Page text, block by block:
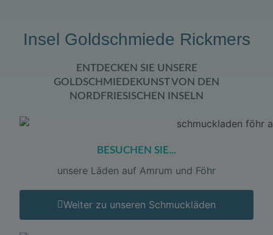
Insel Goldschmiede Rickmers
ENTDECKEN SIE UNSERE
GOLDSCHMIEDEKUNST VON DEN
NORDFRIESISCHEN INSELN
BESUCHEN SIE...
unsere Läden auf Amrum und Föhr
Weiter zu unseren Schmuckläden